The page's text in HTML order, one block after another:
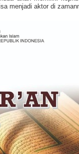
menjadi aktor di